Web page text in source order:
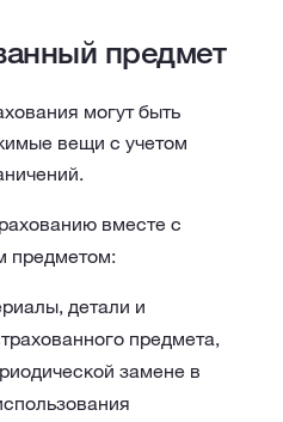
предмет
могут быть
вещи с учетом
вместе с
предметом:
детали и
предмета,
замене в